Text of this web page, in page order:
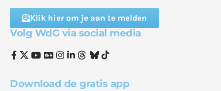
Klik hier om je aan te melden
Volg WdG via social media
Download de gratis app